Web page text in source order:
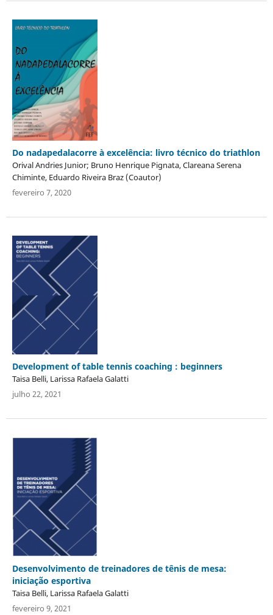
Do nadapedalacorre à excelência: livro técnico do triathlon
Orival Andries Junior; Bruno Henrique Pignata, Clareana Serena
Chiminte, Eduardo Riveira Braz (Coautor)
fevereiro 7, 2020
Development of table tennis coaching : beginners
Taisa Belli, Larissa Rafaela Galatti
julho 22, 2021
Desenvolvimento de treinadores de tênis de mesa:
iniciação esportiva
Taisa Belli, Larissa Rafaela Galatti
fevereiro 9, 2021